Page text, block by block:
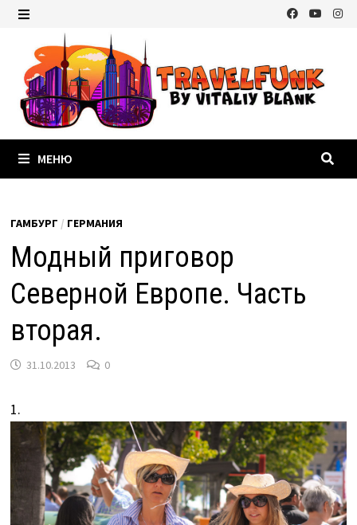
Перейти
содержимому
МЕНЮ
ГАМБУРГ / ГЕРМАНИЯ
Модный приговор
Северной Европе. Часть
вторая.
31.10.2013 0
1.